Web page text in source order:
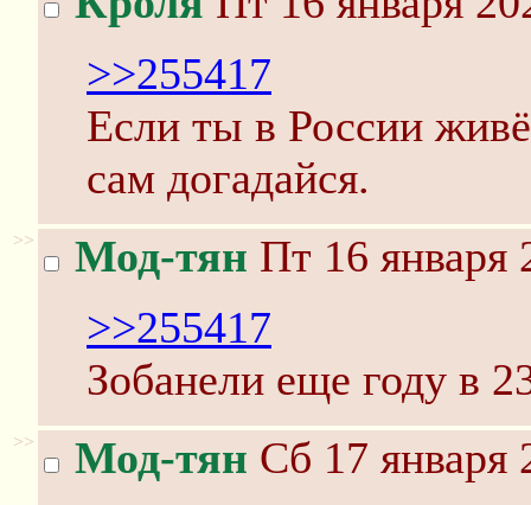
>>255417
Если ты в России
сам догадайся.
>> Мод-тян Пт 16 января
>>255417
Зобанели еще году в
>> Мод-тян Сб 17 января